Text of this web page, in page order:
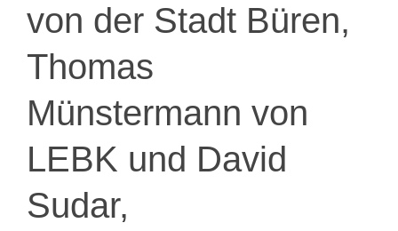
von der Stadt Büren,
Thomas
Münstermann von
LEBK und David
Sudar,